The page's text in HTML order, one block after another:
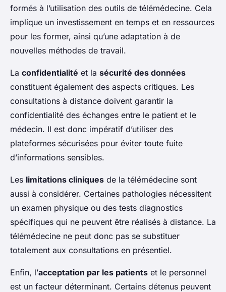
formés à l’utilisation des outils de télémédecine. Cela
implique un investissement en temps et en ressources
pour les former, ainsi qu’une adaptation à de
nouvelles méthodes de travail.
La confidentialité et la sécurité des données
constituent également des aspects critiques. Les
consultations à distance doivent garantir la
confidentialité des échanges entre le patient et le
médecin. Il est donc impératif d’utiliser des
plateformes sécurisées pour éviter toute fuite
d’informations sensibles.
Les limitations cliniques de la télémédecine sont
aussi à considérer. Certaines pathologies nécessitent
un examen physique ou des tests diagnostics
spécifiques qui ne peuvent être réalisés à distance. La
télémédecine ne peut donc pas se substituer
totalement aux consultations en présentiel.
Enfin, l’acceptation par les patients et le personnel
est un facteur déterminant. Certains détenus peuvent